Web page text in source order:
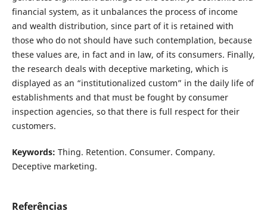
financial system, as it unbalances the process of income
and wealth distribution, since part of it is retained with
those who do not should have such contemplation, because
these values are, in fact and in law, of its consumers. Finally,
the research deals with deceptive marketing, which is
displayed as an “institutionalized custom” in the daily life of
establishments and that must be fought by consumer
inspection agencies, so that there is full respect for their
customers.
Keywords: Thing. Retention. Consumer. Company.
Deceptive marketing.
Referências